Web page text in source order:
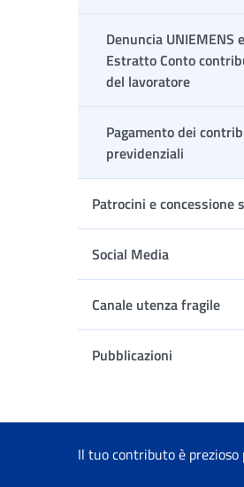
Denuncia UNIEMENS
Estratto Conto
del lavoratore
Pagamento dei
previdenziali
Patrocini e concessione
Social Media
Apri
Canale utenza fragile
Pubblicazioni
Il tuo contributo è